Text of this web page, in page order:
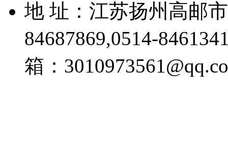
地 址：江苏扬州高邮
84687869,0514-
箱：